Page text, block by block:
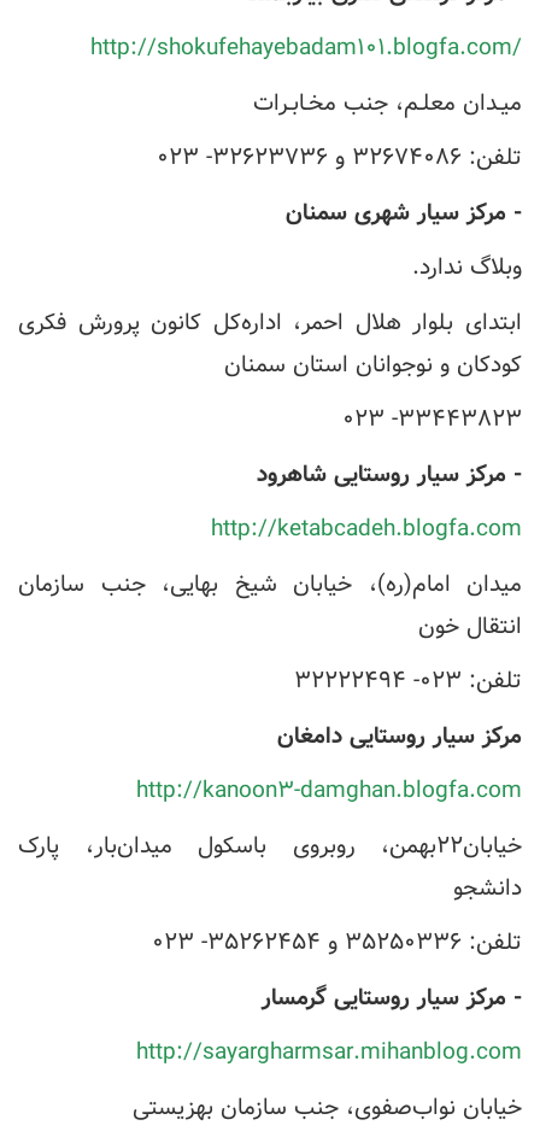
http://shokufehayebadam۱۰۱.blogfa.com/
میـدان معلـم، جنب مخـابـرات
تلفن: ۳۲۶۷۴۰۸۶ و ۳۲۶۲۳۷۳۶- ۰۲۳
- مرکز سیار شهری سمنان
وبلاگ ندارد.
ابتدای بلوار هلال احمر، اداره‌کل کانون پرورش فکری
کودکان و نوجوانان استان سمنان
۳۳۴۴۳۸۲۳- ۰۲۳
- مرکز سیار روستایی شاهرود
http://ketabcadeh.blogfa.com
میدان امام(ره)، خیابان شیخ بهایی، جنب سازمان
انتقال خون
تلفن: ۰۲۳- ۳۲۲۲۲۴۹۴
مرکز سیار روستایی دامغان
http://kanoon۳-damghan.blogfa.com
خیابان۲۲بهمن، روبروی باسکول میدان‌بار، پارک
دانشجو
تلفن: ۳۵۲۵۰۳۳۶ و ۳۵۲۶۲۴۵۴- ۰۲۳
- مرکز سیار روستایی گرمسار
http://sayargharmsar.mihanblog.com
خیابان نواب‌صفوی، جنب سازمان بهزیستی